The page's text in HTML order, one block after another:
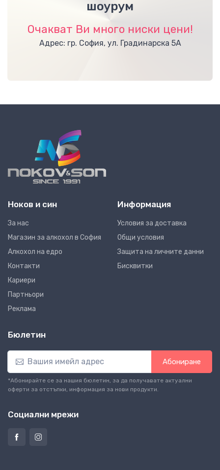
шоурум
Очакват Ви много ниски цени!
Адрес: гр. София, ул. Градинарска 5А
Ноков и син
За нас
Магазин за алкохол в София
Алкохол на едро
Контакти
Кариери
Партньори
Реклама
Информация
Условия за доставка
Общи условия
Защита на личните данни
Бисквитки
Бюлетин
Абониране
*Абонирайте се за нашия бюлетин, за да получавате актуални
оферти за отстъпки, информация за нови продукти.
Социални мрежи